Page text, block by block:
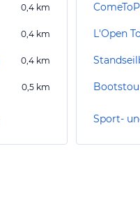
0,4 km
0,4 km
0,4 km
0,5 km
L'Open
Sport-